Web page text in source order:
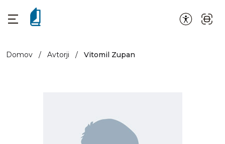
Domov / Avtorji / Vitomil Zupan